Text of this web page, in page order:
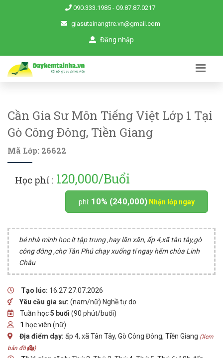
090.333.1985 - 09.87.87.0217
giasutainangtre.vn@gmail.com
Đăng nhập
Cần Gia Sư Môn Tiếng Việt Lớp 1 Tại
Gò Công Đông, Tiền Giang
Mã Lớp: 26622
Học phí : 120,000/Buổi
phí: 10% (240,000) Nhận lớp ngay
bé nhà mình học ít tập trung ,hay lăn xăn, ấp 4,xã tân tây,gò
công đông ,chợ Tân Phú chạy xuống tí ngay hẽm chùa Linh
Châu
Tạo lúc: 16:27 27.07.2026
Yêu cầu gia sư: (nam/nữ) Nghề tự do
Tuần học5 buổi (90 phút/buổi)
1 học viên (nữ)
Địa điểm dạy: ấp 4, xã Tân Tây, Gò Công Đông, Tiền Giang (Xem
bản đồ
)